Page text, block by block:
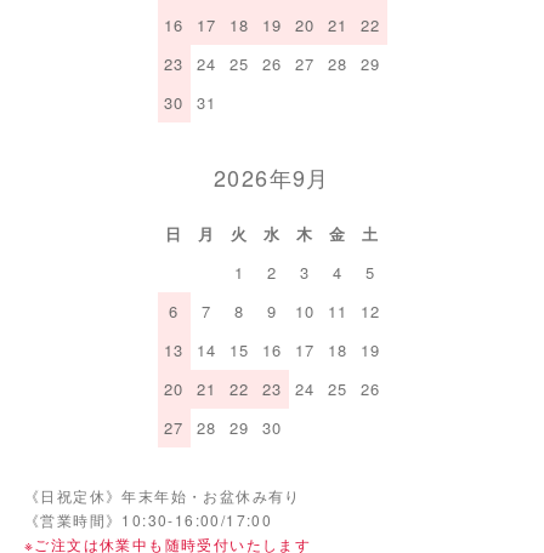
16
17 18 19 20 21
22
23
24 25 26 27 28
29
30
31
2026年9月
日 月 火 水 木 金
土
1
2 3 4
5
6
7 8 9 10 11
12
13
14 15 16 17 18
19
20
21 22 23 24 25
26
27
28 29 30
《日祝定休》年末年始・お盆休み有り
《営業時間》10:30-16:00/17:00
※ご注文は休業中も随時受付いたします